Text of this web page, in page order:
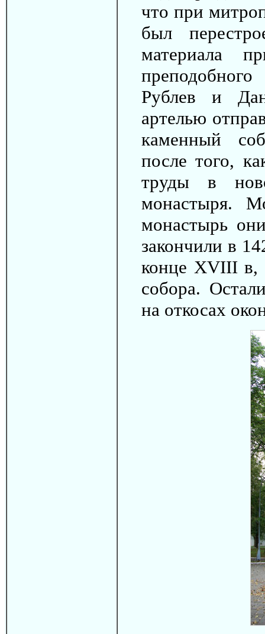
что при
был
материала
Рублев и
артелью
каменный
после того,
труды в
монастыря.
монастырь
закончили в
конце XVIII в,
собора.
на откосах